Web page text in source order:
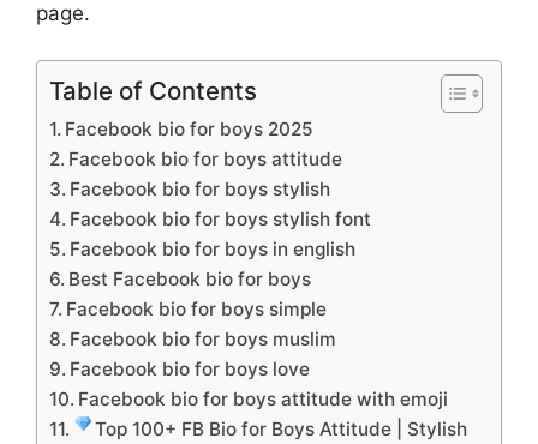
page.
Table of Contents
Facebook bio for boys 2025
Facebook bio for boys attitude
Facebook bio for boys stylish
Facebook bio for boys stylish font
Facebook bio for boys in english
Best Facebook bio for boys
Facebook bio for boys simple
Facebook bio for boys muslim
Facebook bio for boys love
Facebook bio for boys attitude with emoji
Top 100+ FB Bio for Boys Attitude | Stylish